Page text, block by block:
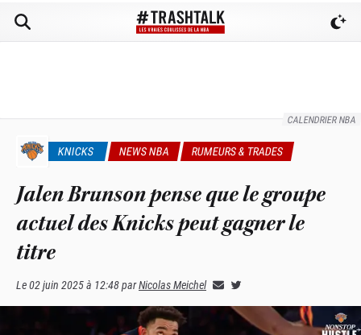
CALENDRIER NBA
KNICKS NEWS NBA RUMEURS & TRADES
Jalen Brunson pense que le groupe
actuel des Knicks peut gagner le
titre
Le02 juin 2025 à 12:48parNicolas Meichel